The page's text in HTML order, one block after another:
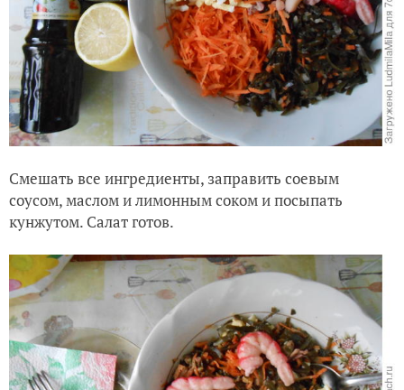
Смешать все ингредиенты, заправить соевым
соусом, маслом и лимонным соком и посыпать
кунжутом. Салат готов.